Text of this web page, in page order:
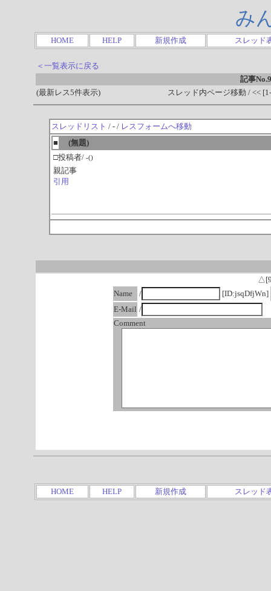
み
HOME HELP 新規作成 スレッド
＜一覧表示に戻る
記事
(最新レス5件表示)
スレッド内ページ移動 / <<
スレッドリスト / - / レスフォームへ移動
■
(無題)
□投稿者/ -()
親記事
引用
Name
/
[ID:jsqDfjWn]
E-Mail /
Comment
HOME HELP 新規作成 スレッド